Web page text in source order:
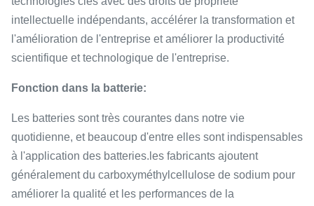
intellectuelle indépendants, accélérer la transformation et
l'amélioration de l'entreprise et améliorer la productivité
scientifique et technologique de l'entreprise.
Fonction dans la batterie:
Les batteries sont très courantes dans notre vie
quotidienne, et beaucoup d'entre elles sont indispensables
à l'application des batteries.les fabricants ajoutent
généralement du carboxyméthylcellulose de sodium pour
améliorer la qualité et les performances de la